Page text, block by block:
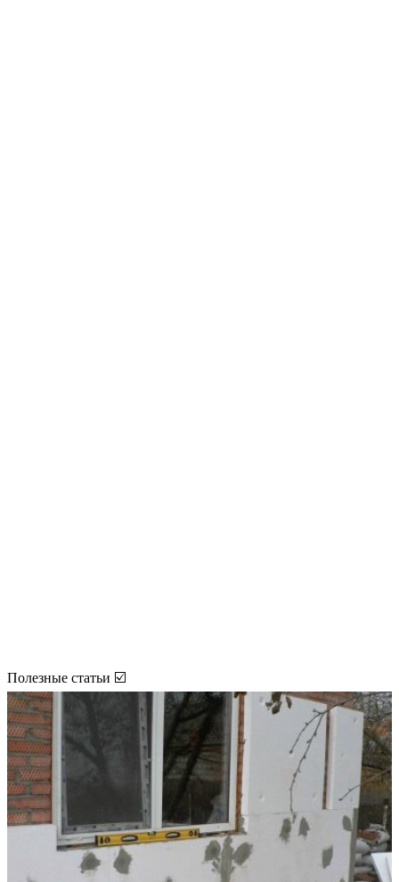
Полезные статьи ☑️